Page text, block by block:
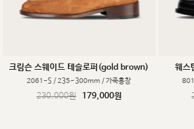
크림슨 스웨이드 테슬로퍼(gold brown)
2061-S / 235~300mm / 가죽홍창
230,000원 179,000원
웨스